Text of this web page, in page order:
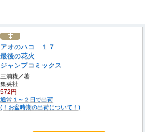
アオのハコ １７
最後の花火
ジャンプコミックス
三浦糀／著
集英社
572円
通常１～２日で出荷
(！お盆時期の出荷について！)